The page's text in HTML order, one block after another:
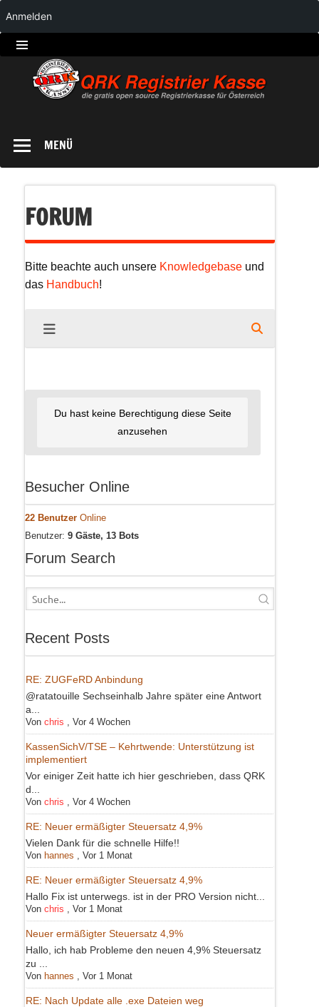
QRK
MENÜ
FORUM
Bitte beachte auch unsere Knowledgebase und
das Handbuch!
Du hast keine Berechtigung diese Seite
anzusehen
Besucher Online
22 Benutzer Online
Benutzer: 9 Gäste, 13 Bots
Forum Search
Recent Posts
RE: ZUGFeRD Anbindung
@ratatouille Sechseinhalb Jahre später eine Antwort
a...
Von chris Vor 4 Wochen
KassenSichV/TSE – Kehrtwende: Unterstützung ist
implementiert
Vor einiger Zeit hatte ich hier geschrieben, dass QRK
d...
Von chris Vor 4 Wochen
RE: Neuer ermäßigter Steuersatz 4,9%
Vielen Dank für die schnelle Hilfe!!
Von hannes Vor 1 Monat
RE: Neuer ermäßigter Steuersatz 4,9%
Hallo Fix ist unterwegs. ist in der PRO Version nicht...
Von chris Vor 1 Monat
Neuer ermäßigter Steuersatz 4,9%
Hallo, ich hab Probleme den neuen 4,9% Steuersatz
zu ...
Von hannes Vor 1 Monat
RE: Nach Update alle .exe Dateien weg
Anmelden